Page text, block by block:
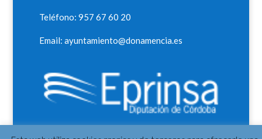
Teléfono: 957 67 60 20
Email: ayuntamiento@donamencia.es